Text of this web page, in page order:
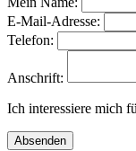
E-Mail-Adresse:
Telefon:
Anschrift:
Ich interessiere mich
Absenden